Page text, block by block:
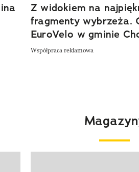
Z widokiem na
fragmenty wybrzeża.
EuroVelo w gminie
Współpraca reklamowa